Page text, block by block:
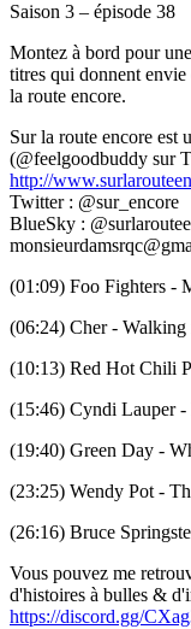
Saison 3 – épisode 38
Montez à bord pour
titres qui donnent
la route encore.
Sur la route encore est
(@feelgoodbuddy sur
http://
Twitter : @sur_encore
BlueSky :
(01:09) Foo Fighters -
(06:24) Cher -
(10:13) Red Hot Chili
(15:46) Cyndi Lauper -
(19:40) Green Day -
(23:25) Wendy Pot -
(26:16) Bruce
Vous pouvez me
d'histoires à bulles &
https://discord.gg/